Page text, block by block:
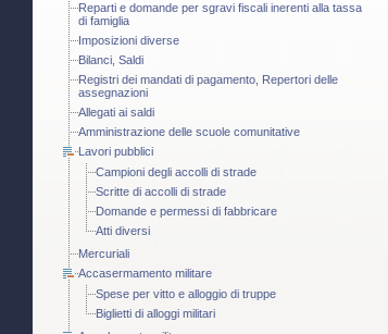
Reparti e domande per sgravi fiscali inerenti alla tassa
di famiglia
Imposizioni diverse
Bilanci, Saldi
Registri dei mandati di pagamento, Repertori delle
assegnazioni
Allegati ai saldi
Amministrazione delle scuole comunitative
Lavori pubblici
Campioni degli accolli di strade
Scritte di accolli di strade
Domande e permessi di fabbricare
Atti diversi
Mercuriali
Accasermamento militare
Spese per vitto e alloggio di truppe
Biglietti di alloggi militari